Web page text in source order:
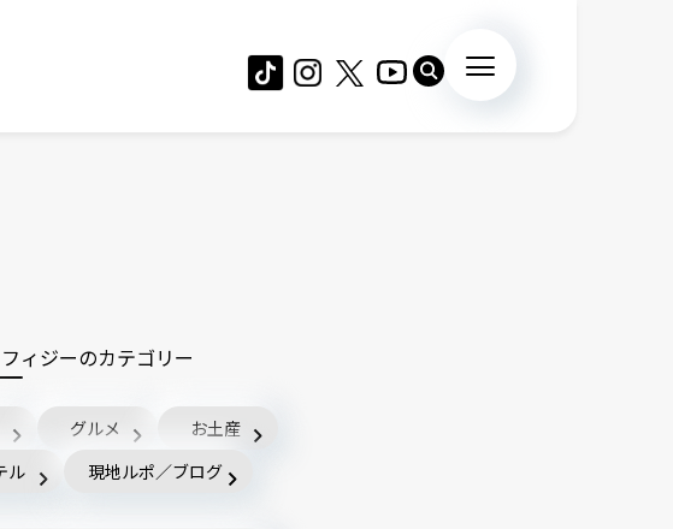
フィジーのカテゴリー
グルメ
お土産
ル
現地ルポ／ブログ